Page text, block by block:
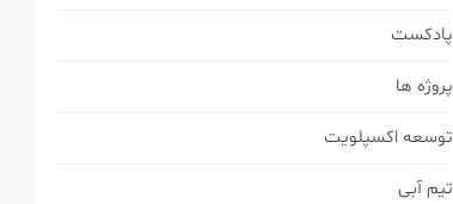
پادکست
پروژه ها
توسعه اکسپلویت
تیم آبی